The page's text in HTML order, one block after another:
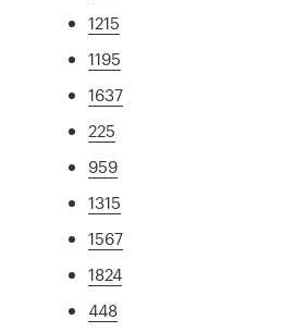
1215
1195
1637
225
959
1315
1567
1824
448